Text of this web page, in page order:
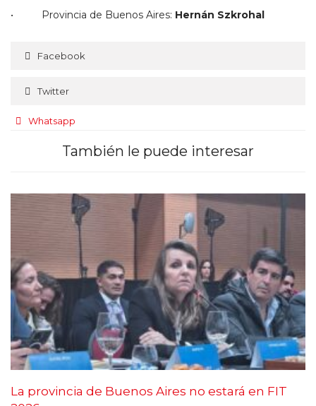
• Provincia de Buenos Aires: Hernán Szkrohal
Facebook
Twitter
Whatsapp
También le puede interesar
La provincia de Buenos Aires no estará en FIT